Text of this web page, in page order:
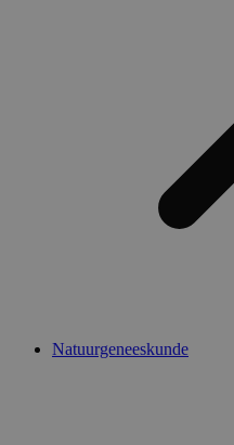
Natuurgeneeskunde